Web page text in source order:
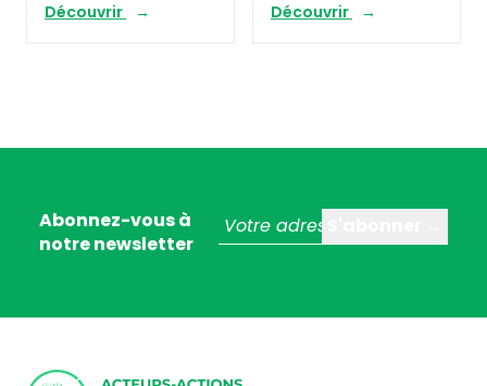
Découvrir Découvrir
Abonnez-vous à
notre newsletter